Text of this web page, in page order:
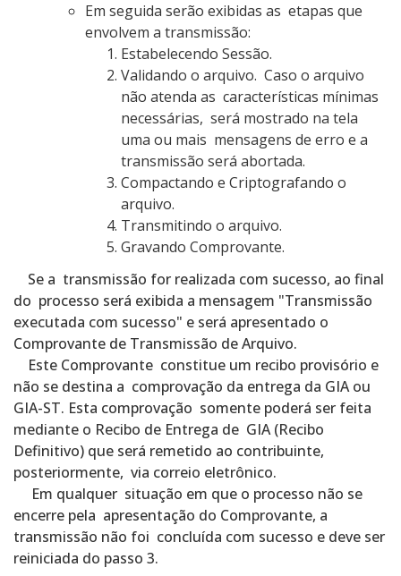
Em seguida serão exibidas as etapas que
envolvem a transmissão:
Estabelecendo Sessão.
Validando o arquivo. Caso o arquivo
não atenda as características mínimas
necessárias, será mostrado na tela
uma ou mais mensagens de erro e a
transmissão será abortada.
Compactando e Criptografando o
arquivo.
Transmitindo o arquivo.
Gravando Comprovante.
Se a transmissão for realizada com sucesso, ao final
do processo será exibida a mensagem "Transmissão
executada com sucesso" e será apresentado o
Comprovante de Transmissão de Arquivo.
Este Comprovante constitue um recibo provisório e
não se destina a comprovação da entrega da GIA ou
GIA-ST. Esta comprovação somente poderá ser feita
mediante o Recibo de Entrega de GIA (Recibo
Definitivo) que será remetido ao contribuinte,
posteriormente, via correio eletrônico.
Em qualquer situação em que o processo não se
encerre pela apresentação do Comprovante, a
transmissão não foi concluída com sucesso e deve ser
reiniciada do passo 3.